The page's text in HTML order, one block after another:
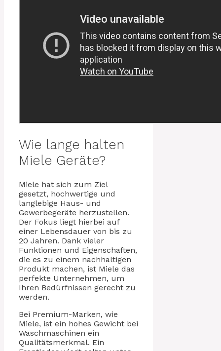
Wie lange halten
Miele Geräte?
Miele hat sich zum Ziel
gesetzt, hochwertige und
langlebige Haus- und
Gewerbegeräte herzustellen.
Der Fokus liegt hierbei auf
einer Lebensdauer von bis zu
20 Jahren. Dank vieler
Funktionen und Eigenschaften,
die es zu einem nachhaltigen
Produkt machen, ist Miele das
perfekte Unternehmen, um
Ihren Bedürfnissen gerecht zu
werden.
Bei Premium-Marken, wie
Miele, ist ein hohes Gewicht bei
Waschmaschinen ein
Qualitätsmerkmal. Ein